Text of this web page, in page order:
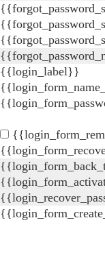
{{login_label}}